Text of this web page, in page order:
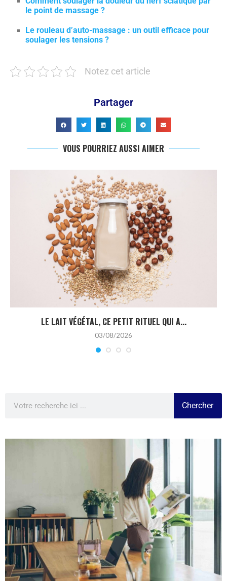
le point de massage ?
Le rouleau d’auto-massage : un outil efficace pour
soulager les tensions ?
Notez cet article
Partager
VOUS POURRIEZ AUSSI AIMER
LE LAIT VÉGÉTAL, CE PETIT RITUEL QUI A...
03/08/2026
Chercher